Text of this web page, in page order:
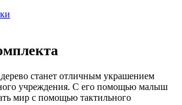
станет отличным украшением
учреждения. С его помощью малыш
мир с помощью тактильного